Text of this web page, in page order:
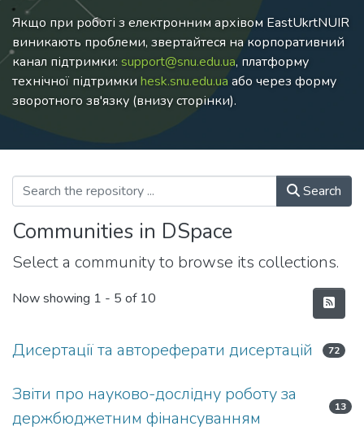
Якщо при роботі з електронним архівом EastUkrtNUIR
виникають проблеми, звертайтеся на корпоративний
канал підтримки: support@snu.edu.ua, платформу
технічної підтримки hesk.snu.edu.ua або через форму
зворотного зв'язку (внизу сторінки).
Search
Communities in DSpace
Select a community to browse its collections.
Now showing 1 - 5 of 10
Дисертації та автореферати дисертацій 72
Звіти про науково-дослідну роботу за
держбюджетним фінансуванням
13